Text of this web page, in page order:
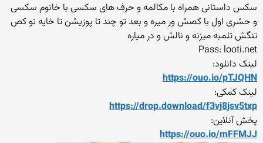
سکس داستانی همراه با مکالمه و حرف های سکسی با خانوم سکسی
و حشری اول با کصش ور میره و بعد تو چند تا پوزیشن تا خایه تو کص
تنگش تلمبه میزنه و نالش و در میاره
Pass: looti.net
لینک دانلود:
https://ouo.io/pTJQHN
لینک کمکی:
https://drop.download/f3vj8jsv5txp
پخش آنلاین:
https://ouo.io/mFFMJJ